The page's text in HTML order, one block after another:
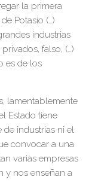
la primera
Potasio (…)
industrias
falso, (…)
es de los
lamentablemente
Estado tiene
de industrias ni el
convocar a una
varias empresas
y nos enseñan a